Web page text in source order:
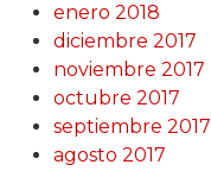
enero 2018
diciembre 2017
noviembre 2017
octubre 2017
septiembre 2017
agosto 2017